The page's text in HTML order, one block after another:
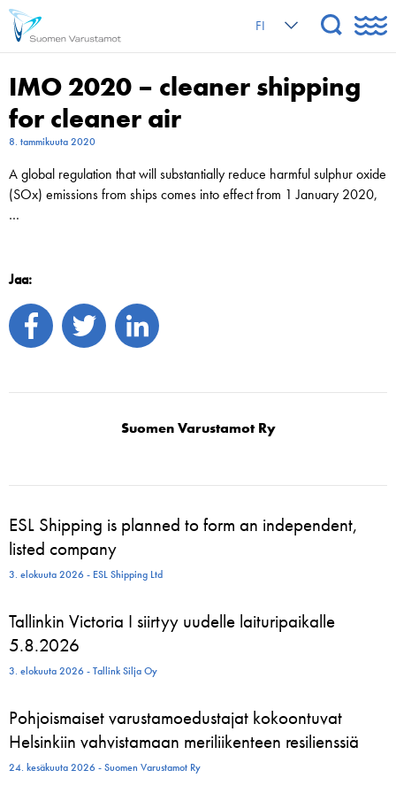
FI
IMO 2020 – cleaner shipping
for cleaner air
8. tammikuuta 2020
A global regulation that will substantially reduce harmful sulphur oxide
(SOx) emissions from ships comes into effect from 1 January 2020,
…
Jaa:
Suomen Varustamot Ry
ESL Shipping is planned to form an independent,
listed company
3. elokuuta 2026 - ESL Shipping Ltd
Tallinkin Victoria I siirtyy uudelle laituripaikalle
5.8.2026
3. elokuuta 2026 - Tallink Silja Oy
Pohjoismaiset varustamoedustajat kokoontuvat
Helsinkiin vahvistamaan meriliikenteen resilienssiä
24. kesäkuuta 2026 - Suomen Varustamot Ry